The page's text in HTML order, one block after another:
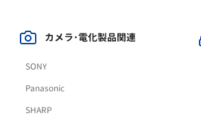
カメラ･電化製品関連
SONY
Panasonic
SHARP